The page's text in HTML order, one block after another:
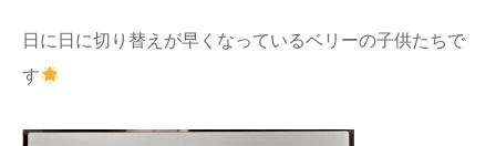
日に日に切り替えが早くなっているベリーの子供たちで
す